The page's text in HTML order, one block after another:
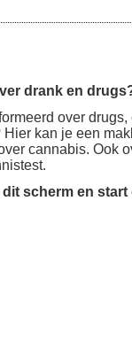
drank en
over
kan je een
cannabis. Ook
scherm en start